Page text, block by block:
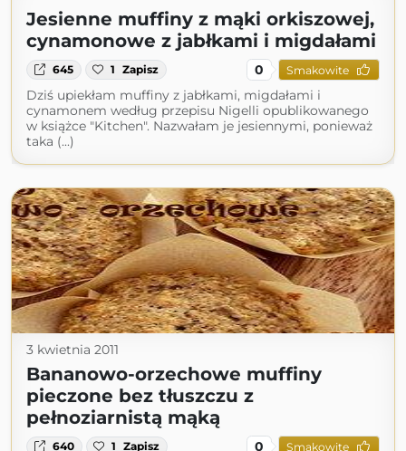
Jesienne muffiny z mąki orkiszowej,
cynamonowe z jabłkami i migdałami
645 1 Zapisz 0 Smakowite
Dziś upiekłam muffiny z jabłkami, migdałami i
cynamonem według przepisu Nigelli opublikowanego
w książce "Kitchen". Nazwałam je jesiennymi, ponieważ
taka (...)
3 kwietnia 2011
Bananowo-orzechowe muffiny
pieczone bez tłuszczu z
pełnoziarnistą mąką
640 1 Zapisz 0 Smakowite